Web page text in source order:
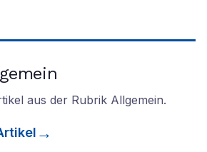
aus der Rubrik Allgemein.